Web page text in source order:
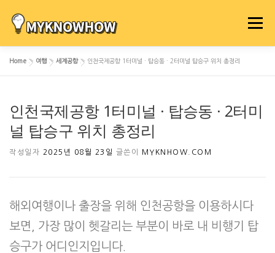
로
메뉴
Home » 여행 » 세계공항» 인천국제공항 1터미널 · 탑승동 · 2터미널 탑승구 위치 총정리
인천국제공항 1터미널 · 탑승동 · 2터미
널 탑승구 위치 총정리
작성일자 2025년 08월 23일 글쓴이 MYKNHOW.COM
해외여행이나 출장을 위해 인천공항을 이용하시다
보면, 가장 많이 헷갈리는 부분이 바로 내 비행기 탑
승구가 어디인지입니다.